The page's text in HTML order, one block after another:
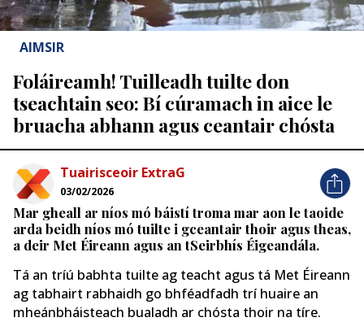
AIMSIR
Foláireamh! Tuilleadh tuilte don
tseachtain seo: Bí cúramach in aice le
bruacha abhann agus ceantair chósta
Tuairisceoir ExtraG
03/02/2026
Mar gheall ar níos mó báistí troma mar aon le taoide
arda beidh níos mó tuilte i gceantair thoir agus theas,
a deir Met Éireann agus an tSeirbhís Éigeandála.
Tá an tríú babhta tuilte ag teacht agus tá Met Éireann
ag tabhairt rabhaidh go bhféadfadh trí huaire an
mheánbháisteach bualadh ar chósta thoir na tíre.